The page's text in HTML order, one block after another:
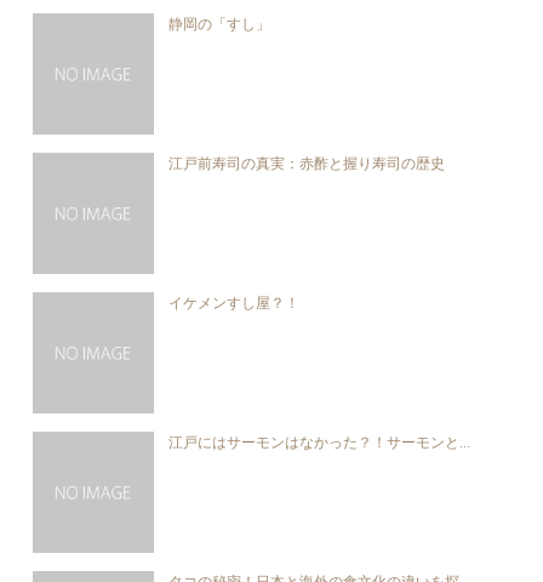
静岡の「すし」
江戸前寿司の真実：赤酢と握り寿司の歴史
イケメンすし屋？！
江戸にはサーモンはなかった？！サーモンと...